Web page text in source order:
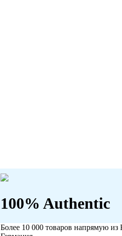
100% Authentic
Более 10 000 товаров напрямую